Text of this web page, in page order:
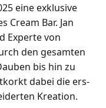
eine exklu­si­ve
Cream Bar. Jan
Exper­te von
den gesam­ten
bis hin zu
dabei die ers­
Kreation.